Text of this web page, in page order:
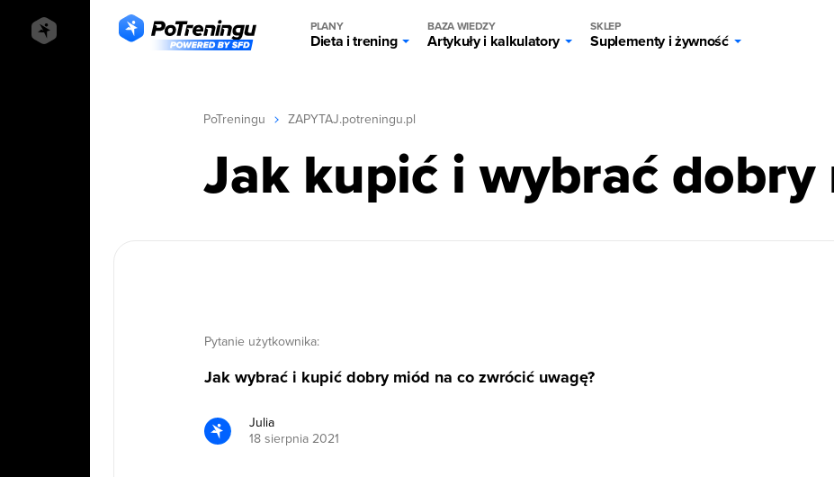
PLANY
Dieta i trening
BAZA WIEDZY
Artykuły i kalkulatory
SKLEP
Suplementy i żywność
PoTreningu ZAPYTAJ.potreningu.pl
Jak kupić i wybrać dobry
Pytanie użytkownika:
Jak wybrać i kupić dobry miód na co zwrócić uwagę?
Julia
18 sierpnia 2021